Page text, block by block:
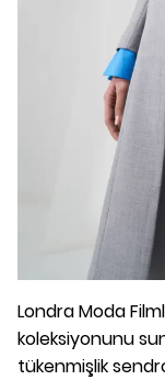
Londra Moda
koleksiyonunu
tükenmişlik